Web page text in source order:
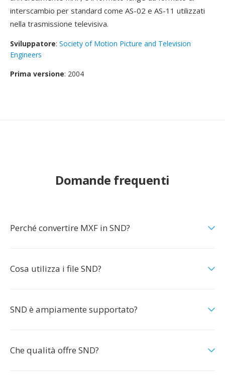
interscambio per standard come AS-02 e AS-11 utilizzati
nella trasmissione televisiva.
Sviluppatore: Society of Motion Picture and Television
Engineers
Prima versione: 2004
Domande frequenti
Perché convertire MXF in SND?
Cosa utilizza i file SND?
SND è ampiamente supportato?
Che qualità offre SND?